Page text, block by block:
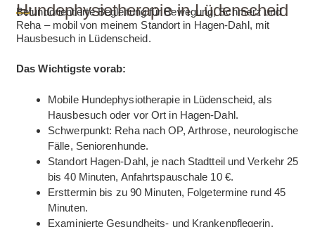
Hundephysiotherapie in Lüdenscheid
Befundorientierte Begleitung für Bewegung, Schmerz und
Reha – mobil von meinem Standort in Hagen-Dahl, mit
Hausbesuch in Lüdenscheid.
Das Wichtigste vorab:
Mobile Hundephysiotherapie in Lüdenscheid, als
Hausbesuch oder vor Ort in Hagen-Dahl.
Schwerpunkt: Reha nach OP, Arthrose, neurologische
Fälle, Seniorenhunde.
Standort Hagen-Dahl, je nach Stadtteil und Verkehr 25
bis 40 Minuten, Anfahrtspauschale 10 €.
Ersttermin bis zu 90 Minuten, Folgetermine rund 45
Minuten.
Examinierte Gesundheits- und Krankenpflegerin,